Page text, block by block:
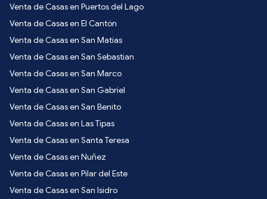
Venta de Casas en Puertos del Lago
Venta de Casas en El Cantón
Venta de Casas en San Matias
Venta de Casas en San Sebastian
Venta de Casas en San Marco
Venta de Casas en San Gabriel
Venta de Casas en San Benito
Venta de Casas en Las Tipas
Venta de Casas en Santa Teresa
Venta de Casas en Nuñez
Venta de Casas en Pilar del Este
Venta de Casas en San Isidro